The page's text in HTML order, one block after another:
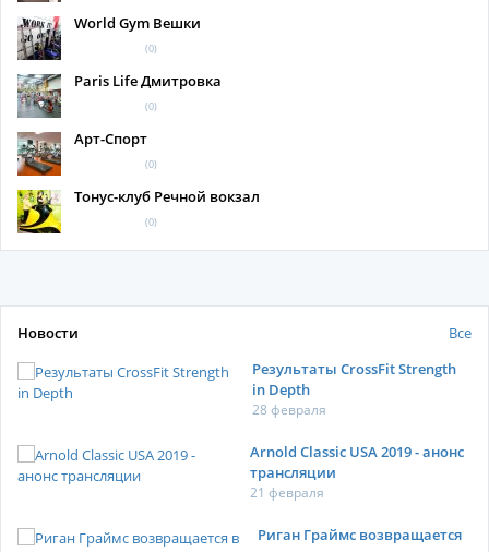
World Gym Вешки
(0)
Paris Life Дмитровка
(0)
Арт-Спорт
(0)
Тонус-клуб Речной вокзал
(0)
Новости
Все
Результаты CrossFit Strength
in Depth
28 февраля
Arnold Classic USA 2019 - анонс
трансляции
21 февраля
Риган Граймс возвращается